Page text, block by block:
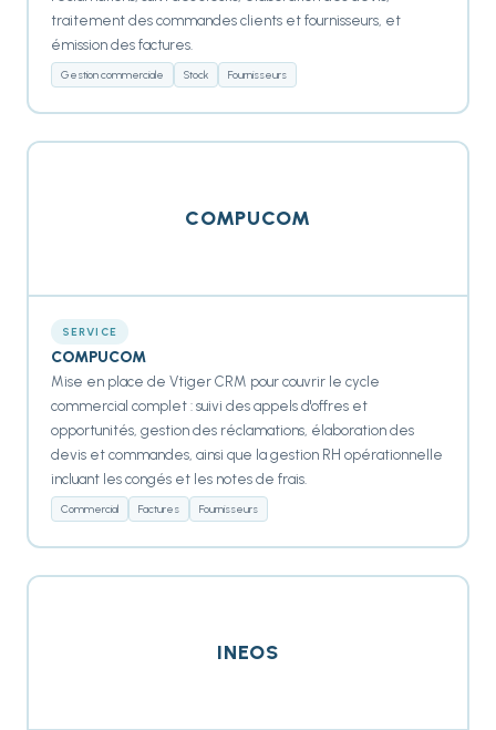
traitement des commandes clients et fournisseurs, et
émission des factures.
Gestion commerciale Stock Fournisseurs
COMPUCOM
SERVICE
COMPUCOM
Mise en place de Vtiger CRM pour couvrir le cycle
commercial complet : suivi des appels d'offres et
opportunités, gestion des réclamations, élaboration des
devis et commandes, ainsi que la gestion RH opérationnelle
incluant les congés et les notes de frais.
Commercial Factures Fournisseurs
INEOS